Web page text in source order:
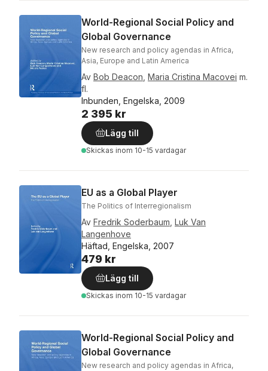
World-Regional Social Policy and
Global Governance
New research and policy agendas in Africa,
Asia, Europe and Latin America
Av Bob Deacon Maria Cristina Macovei m.
fl.
Inbunden, Engelska, 2009
2 395 kr
Lägg till
Skickas inom 10-15 vardagar
EU as a Global Player
The Politics of Interregionalism
Av Fredrik Soderbaum Luk Van
Langenhove
Häftad, Engelska, 2007
479 kr
Lägg till
Skickas inom 10-15 vardagar
World-Regional Social Policy and
Global Governance
New research and policy agendas in Africa,